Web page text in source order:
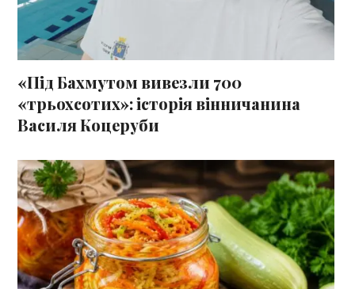
«Під Бахмутом вивезли 700
«трьохсотих»: історія вінничанина
Василя Коцеруби